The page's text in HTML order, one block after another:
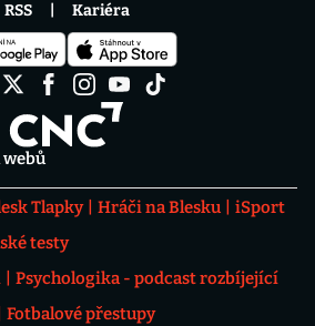
webů
Tlapky Hráči na Blesku
iSport
testy
Psychologika - podcast rozbíjející
Fotbalové přestupy
RSS Kariéra